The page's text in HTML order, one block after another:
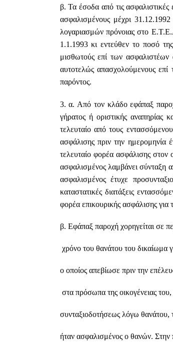
β. Τα έσοδα από τις
ασφαλισμένους μέχρι
λογαριασμών πρόνοιας στο
1.1.1993 κι εντεύθεν το ποσό
μισθωτούς επί των
αυτοτελώς απασχολούμενους
παρόντος.
3. α. Από τον κλάδο εφάπαξ
γήρατος ή οριστικής αναπηρίας
τελευταίο από τους
ασφάλισης πριν την ημερομηνία
τελευταίο φορέα ασφάλισης
ασφαλισμένος λαμβάνει σύνταξη
ασφαλισμένος έτυχε
καταστατικές διατάξεις
φορέα επικουρικής ασφάλισης
β. Εφάπαξ παροχή χορηγείται σε
χρόνο του θανάτου του
ο οποίος απεβίωσε πριν την
στα πρόσωπα της οικογένειας
συνταξιοδοτήσεως λόγω θανάτου,
ήταν ασφαλισμένος ο θανών.